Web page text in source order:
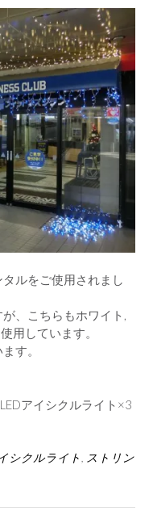
ルをご使用されまし
、こちらもホワイト,
用しています。
す。
アイシクルライト×3
シクルライト
ストリン